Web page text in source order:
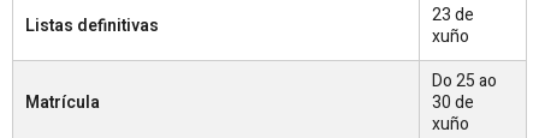
Listas definitivas
23 de
xuño
Matrícula
Do 25 ao
30 de
xuño